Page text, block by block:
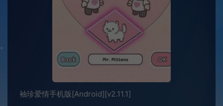
袖珍爱情手机版[Android][v2.11.1]